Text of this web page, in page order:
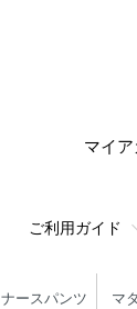
ご利用ガイド
マイ
ナースパンツ マ